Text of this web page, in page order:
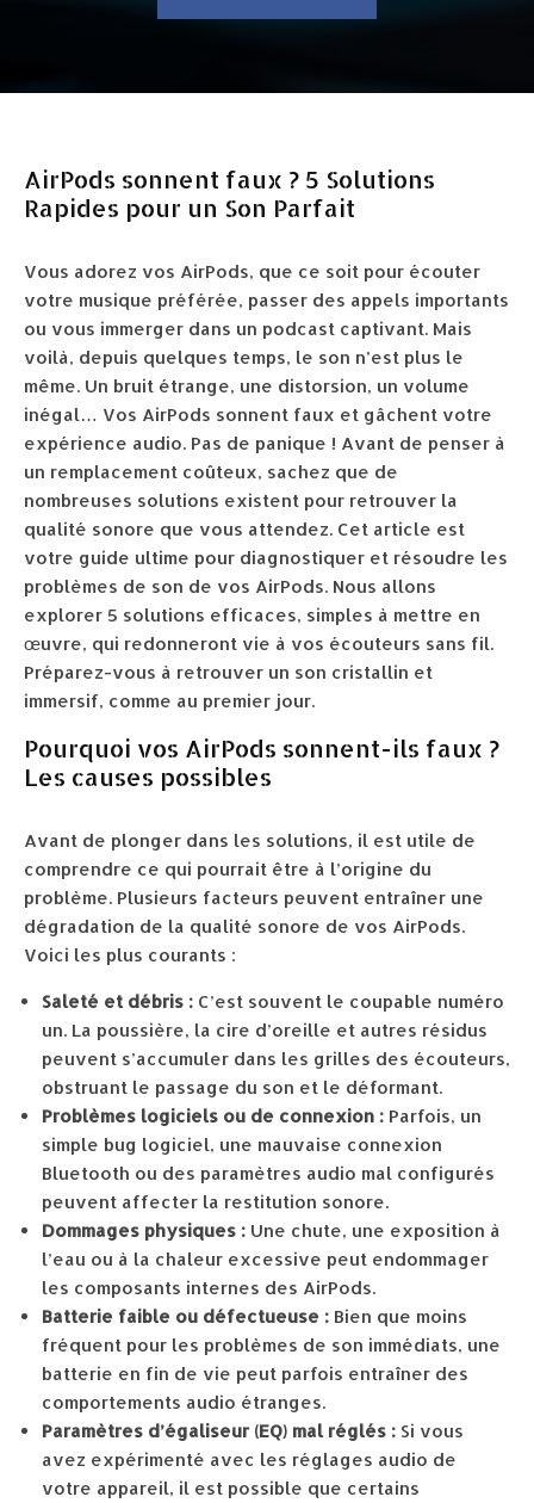
AirPods sonnent faux ? 5 Solutions
Rapides pour un Son Parfait
Vous adorez vos AirPods, que ce soit pour écouter
votre musique préférée, passer des appels importants
ou vous immerger dans un podcast captivant. Mais
voilà, depuis quelques temps, le son n’est plus le
même. Un bruit étrange, une distorsion, un volume
inégal… Vos AirPods sonnent faux et gâchent votre
expérience audio. Pas de panique ! Avant de penser à
un remplacement coûteux, sachez que de
nombreuses solutions existent pour retrouver la
qualité sonore que vous attendez. Cet article est
votre guide ultime pour diagnostiquer et résoudre les
problèmes de son de vos AirPods. Nous allons
explorer 5 solutions efficaces, simples à mettre en
œuvre, qui redonneront vie à vos écouteurs sans fil.
Préparez-vous à retrouver un son cristallin et
immersif, comme au premier jour.
Pourquoi vos AirPods sonnent-ils faux ?
Les causes possibles
Avant de plonger dans les solutions, il est utile de
comprendre ce qui pourrait être à l’origine du
problème. Plusieurs facteurs peuvent entraîner une
dégradation de la qualité sonore de vos AirPods.
Voici les plus courants :
Saleté et débris : C’est souvent le coupable numéro
un. La poussière, la cire d’oreille et autres résidus
peuvent s’accumuler dans les grilles des écouteurs,
obstruant le passage du son et le déformant.
Problèmes logiciels ou de connexion : Parfois, un
simple bug logiciel, une mauvaise connexion
Bluetooth ou des paramètres audio mal configurés
peuvent affecter la restitution sonore.
Dommages physiques : Une chute, une exposition à
l’eau ou à la chaleur excessive peut endommager
les composants internes des AirPods.
Batterie faible ou défectueuse : Bien que moins
fréquent pour les problèmes de son immédiats, une
batterie en fin de vie peut parfois entraîner des
comportements audio étranges.
Paramètres d’égaliseur (EQ) mal réglés : Si vous
avez expérimenté avec les réglages audio de
votre appareil, il est possible que certains